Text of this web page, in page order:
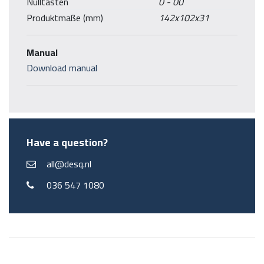
Produktmaße (mm)
142x102x31
Manual
Download manual
Have a question?
all@desq.nl
036 547 1080